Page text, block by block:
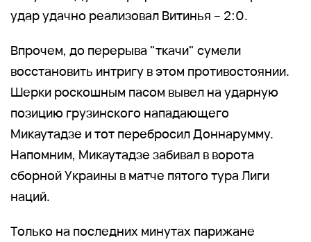
удар удачно реализовал Витинья – 2:0.
Впрочем, до перерыва "ткачи" сумели
восстановить интригу в этом противостоянии.
Шерки роскошным пасом вывел на ударную
позицию грузинского нападающего
Микаутадзе и тот перебросил Доннарумму.
Напомним, Микаутадзе забивал в ворота
сборной Украины в матче пятого тура Лиги
наций.
Только на последних минутах парижане